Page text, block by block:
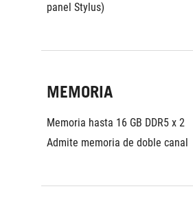
panel Stylus)
MEMORIA
Memoria hasta 16 GB DDR5 x 2
Admite memoria de doble canal